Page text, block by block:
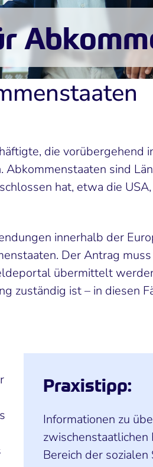
die vorübergehend
sind
hat, etwa die
innerhalb der
Der Antrag muss
übermittelt
zuständig ist – in diesen
Praxistipp:
Informationen zu
zwischenstaatlichen
Bereich der sozialen